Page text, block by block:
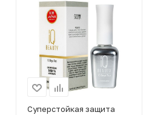
Суперстойкая защита